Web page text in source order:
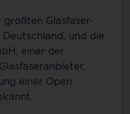
größten Glasfaser-
und die
einer der
einer Open